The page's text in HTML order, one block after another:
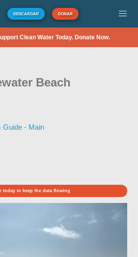
DESCARGAR DONAR
Clean Water Today. Donate Now.
Beach
Guide - Main
today to keep the data flowing